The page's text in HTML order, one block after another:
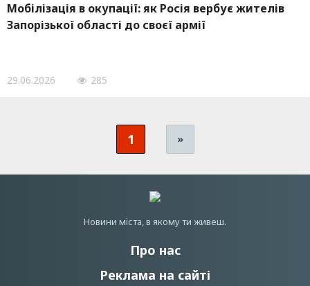
Мобілізація в окупації: як Росія вербує жителів
Запорізької області до своєї армії
29.06.2026 285
1 »
Новини мiста, в якому ти живеш.
Про нас
Реклама на сайті